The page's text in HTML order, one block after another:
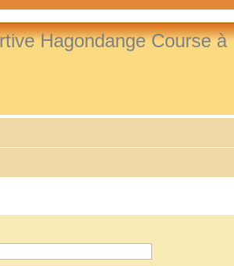
Hagondange Course à